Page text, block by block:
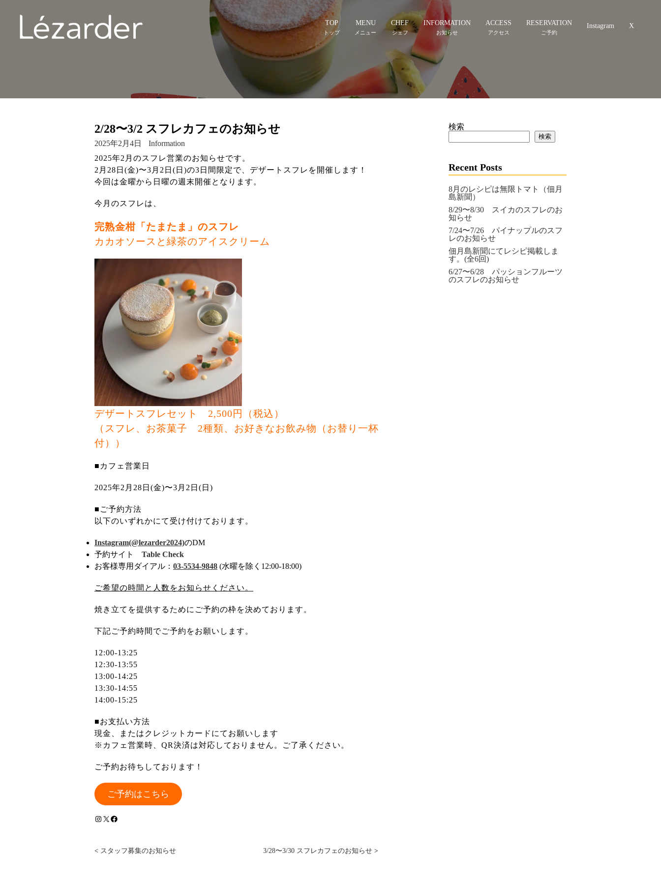
TOP MENU CHEF INFORMATION ACCESS RESERVATION Instagram X
2/28〜3/2 スフレカフェのお知らせ
2025年2月4日
Information
2025年2月のスフレ営業のお知らせです。
2月28日(金)〜3月2日(日)の3日間限定で、デザートスフレを開催します！
今回は金曜から日曜の週末開催となります。
今月のスフレは、
完熟金柑「たまたま」のスフレ
カカオソースと緑茶のアイスクリーム
デザートスフレセット 2,500円（税込）
（スフレ、お茶菓子 2種類、お好きなお飲み物（お替り一杯
付））
■カフェ営業日
2025年2月28日(金)〜3月2日(日)
■ご予約方法
以下のいずれかにて受け付けております。
Instagram(@lezarder2024)のDM
予約サイト Table Check
お客様専用ダイアル： 03-5534-9848 (水曜を除く12:00-18:00)
ご希望の時間と人数をお知らせください。
焼き立てを提供するためにご予約の枠を決めております。
下記ご予約時間でご予約をお願いします。
12:00-13:25
12:30-13:55
13:00-14:25
13:30-14:55
14:00-15:25
■お支払い方法
現金、またはクレジットカードにてお願いします
※カフェ営業時、QR決済は対応しておりません。ご了承ください。
ご予約お待ちしております！
ご予約はこちら
Instagram
X Facebook
< スタッフ募集のお知らせ 3/28〜3/30 スフレカフェのお知らせ >
検索
検索
Recent Posts
8月のレシピは無限トマト（佃月
島新聞）
8/29〜8/30 スイカのスフレのお
知らせ
7/24〜7/26 パイナップルのスフ
レのお知らせ
佃月島新聞にてレシピ掲載しま
す。(全6回)
6/27〜6/28 パッションフルーツ
のスフレのお知らせ